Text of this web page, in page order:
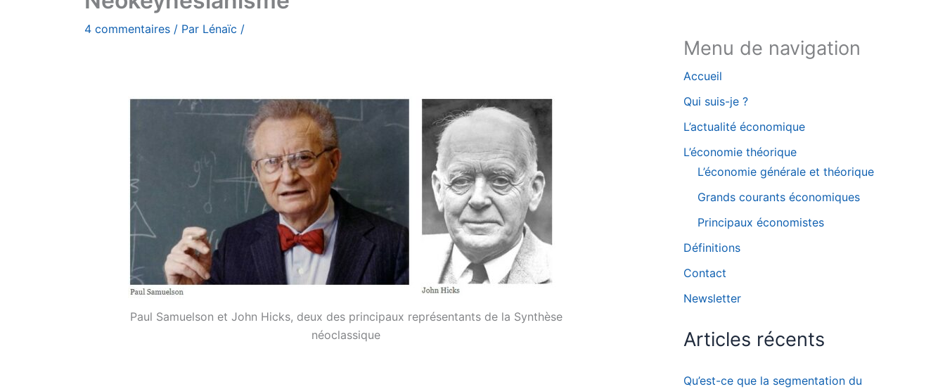
4 commentaires / Par Lénaïc /
Paul Samuelson et John Hicks, deux des principaux représentants de la Synthèse
néoclassique
Menu de navigation
Accueil
Qui suis-je ?
L’actualité économique
L’économie théorique
L’économie générale et théorique
Grands courants économiques
Principaux économistes
Définitions
Contact
Newsletter
Articles récents
Qu’est-ce que la segmentation du